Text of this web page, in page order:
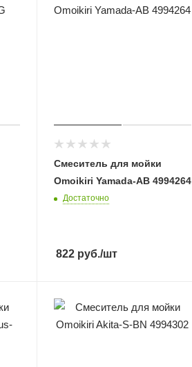
Смеситель для мойки
Omoikiri Yamada-AB 4994264
Достаточно
822руб./шт